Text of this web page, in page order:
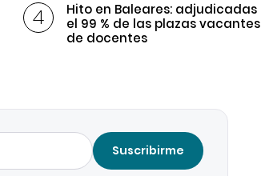
Hito en Baleares: adjudicadas
el 99 % de las plazas vacantes
de docentes
Suscribirme